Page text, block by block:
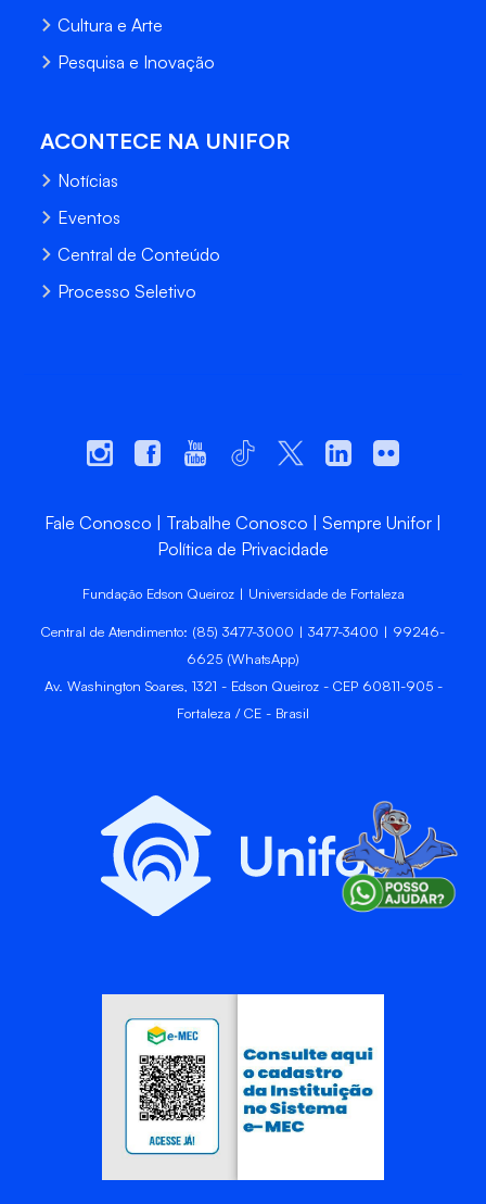
Cultura e Arte
Pesquisa e Inovação
ACONTECE NA UNIFOR
Notícias
Eventos
Central de Conteúdo
Processo Seletivo
Fale Conosco Trabalhe Conosco
Sempre Unifor
Política de Privacidade
Fundação Edson Queiroz | Universidade de Fortaleza
Central de Atendimento: (85) 3477-3000 | 3477-3400 | 99246-
6625 (WhatsApp)
Av. Washington Soares, 1321 - Edson Queiroz - CEP 60811-905 -
Fortaleza / CE - Brasil